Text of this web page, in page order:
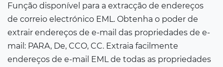
Função disponível para a extracção de endereços
de correio electrónico EML. Obtenha o poder de
extrair endereços de e-mail das propriedades de e-
mail: PARA, De, CCO, CC. Extraia facilmente
endereços de e-mail EML de todas as propriedades